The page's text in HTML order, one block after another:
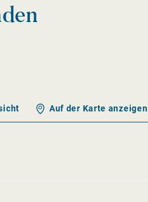
Auf der Karte anzeigen